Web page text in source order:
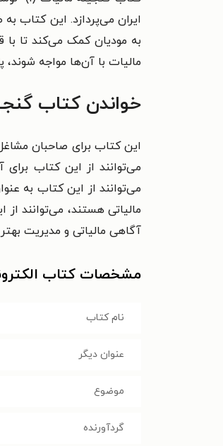
ایران می‌پردازد. این کتاب
به مودیان کمک می‌کند تا
مالیات با آن‌ها مواجه
خواندن کتاب گنجینه مالیات (۱) را
این کتاب برای صاحبان
می‌توانند از این کتاب برای
می‌توانند از این کتاب به
مالیاتی هستند، می‌توانند
آگاهی مالیاتی و مدیریت
مشخصات کتاب
نام کتاب
عنوان دیگر
موضوع
گردآورنده